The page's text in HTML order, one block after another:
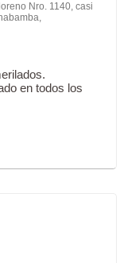
Nro. 1140, casi
en todos los